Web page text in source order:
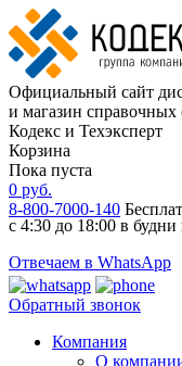
Официальный сайт
и магазин справочных
Кодекс и Техэксперт
Корзина
Пока пуста
0 руб.
8-800-7000-140
с 4:30 до 18:00 в
Отвечаем в WhatsApp
Обратный звонок
Компания
О